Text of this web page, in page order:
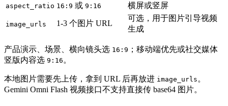
aspect_ratio 16:9 或 9:16 横屏或竖屏
image_urls 1-3 个图片 URL
可选，用于图片引导视频
生成
产品演示、场景、横向镜头选 16:9 ；移动端优先或社交媒体
竖版内容选 9:16 。
本地图片需要先上传，拿到 URL 后再放进 image_urls 。
Gemini Omni Flash 视频接口不支持直接传 base64 图片。